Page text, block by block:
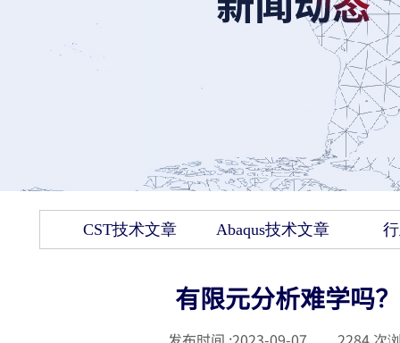
CST技术文章 Abaqus技术文章
有限元分析难学吗